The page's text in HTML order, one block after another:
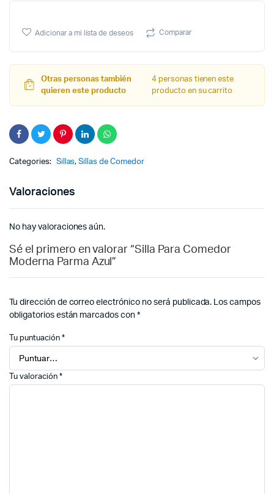
$
$
Adicionar a mi lista de deseos Comparar
Otras personas también
quieren este producto
4 personas tienen este
producto en su carrito
Categories: Sillas,Sillas de Comedor
Valoraciones
No hay valoraciones aún.
Sé el primero en valorar “Silla Para Comedor
Moderna Parma Azul”
Tu dirección de correo electrónico no será publicada. Los campos
obligatorios están marcados con*
Tu puntuación *
Tu valoración *